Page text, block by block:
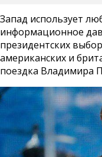
Запад использует
информационное
президентских
американских и
поездка Владимира